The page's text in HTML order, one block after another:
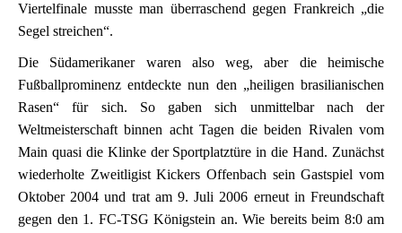
Viertelfinale musste man überraschend gegen Frankreich „die
Segel streichen“.
Die Südamerikaner waren also weg, aber die heimische
Fußballprominenz entdeckte nun den „heiligen brasilianischen
Rasen“ für sich. So gaben sich unmittelbar nach der
Weltmeisterschaft binnen acht Tagen die beiden Rivalen vom
Main quasi die Klinke der Sportplatztüre in die Hand. Zunächst
wiederholte Zweitligist Kickers Offenbach sein Gastspiel vom
Oktober 2004 und trat am 9. Juli 2006 erneut in Freundschaft
gegen den 1. FC-TSG Königstein an. Wie bereits beim 8:0 am